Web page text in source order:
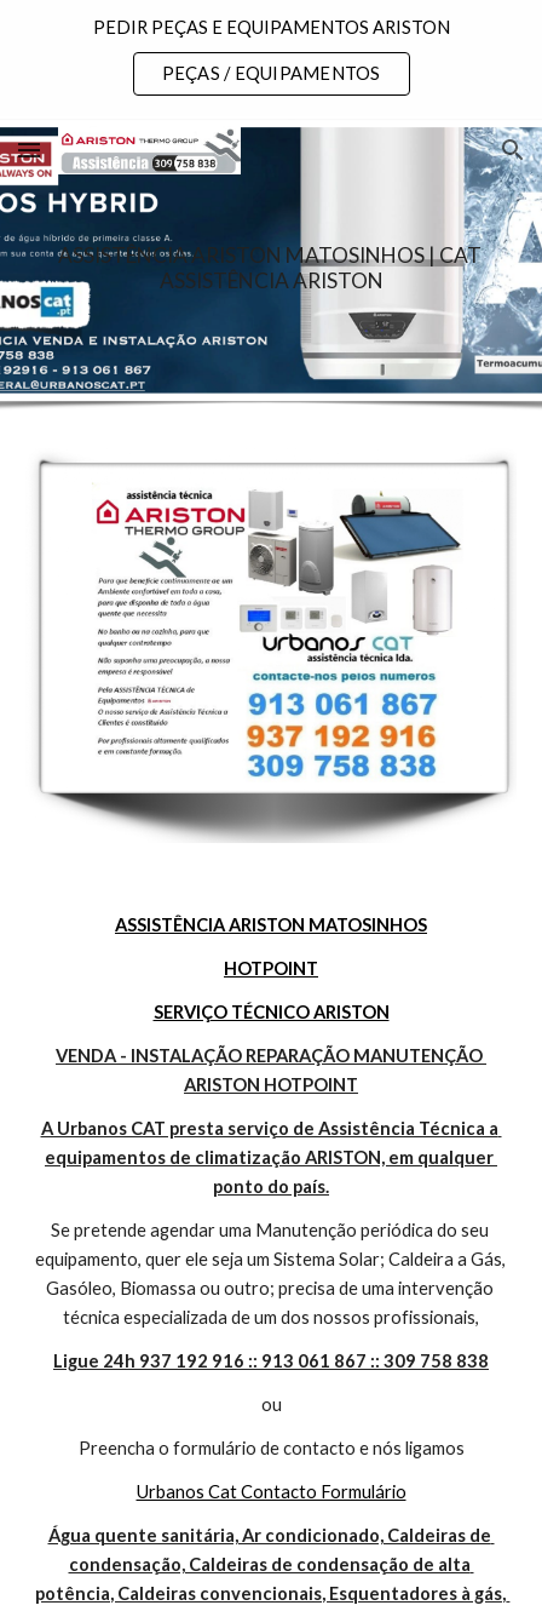
Skip to main content
PEDIR PEÇAS E EQUIPAMENTOS ARISTON
PEÇAS / EQUIPAMENTOS
ASSISTÊNCIA ARISTON MATOSINHOS | CAT
ASSISTÊNCIA ARISTON
ASSISTÊNCIA ARISTON MATOSINHOS
HOTPOINT
SERVIÇO TÉCNICO ARISTON
VENDA - INSTALAÇÃO REPARAÇÃO MANUTENÇÃO
ARISTON HOTPOINT
A Urbanos CAT presta serviço de Assistência Técnica a
equipamentos de climatização ARISTON, em qualquer
ponto do país.
Se pretende agendar uma Manutenção periódica do seu
equipamento, quer ele seja um Sistema Solar; Caldeira a Gás,
Gasóleo, Biomassa ou outro; precisa de uma intervenção
técnica especializada de um dos nossos profissionais,
Ligue 24h 937 192 916 :: 913 061 867 :: 309 758 838
ou
Preencha o formulário de contacto e nós ligamos
Urbanos Cat Contacto Formulário
Água quente sanitária, Ar condicionado, Caldeiras de
condensação, Caldeiras de condensação de alta
potência, Caldeiras convencionais, Esquentadores à gás,